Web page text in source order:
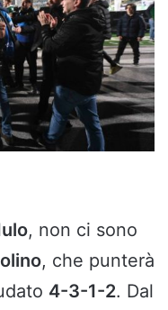
, non ci sono
, che punterà
4-3-1-2. Dal